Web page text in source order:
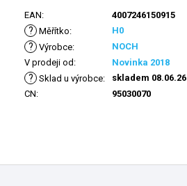
EAN: 4007246150915
? Měřítko: H0
? Výrobce:
NOCH
V prodeji od : Novinka 2018
? Sklad u výrobce:
skladem 08.06.26
CN: 95030070